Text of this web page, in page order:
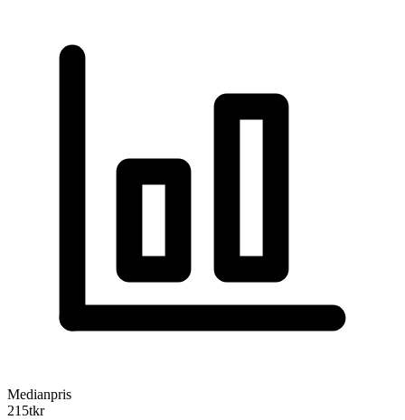
Medianpris
215tkr